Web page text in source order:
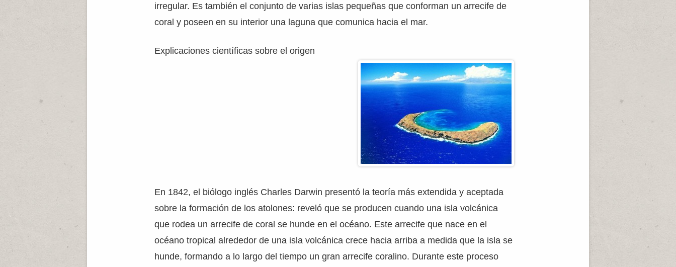
irregular. Es también el conjunto de varias islas pequeñas que conforman un arrecife de
coral y poseen en su interior una laguna que comunica hacia el mar.
Explicaciones científicas sobre el origen
En 1842, el biólogo inglés Charles Darwin presentó la teoría más extendida y aceptada
sobre la formación de los atolones: reveló que se producen cuando una isla volcánica
que rodea un arrecife de coral se hunde en el océano. Este arrecife que nace en el
océano tropical alrededor de una isla volcánica crece hacia arriba a medida que la isla se
hunde, formando a lo largo del tiempo un gran arrecife coralino. Durante este proceso